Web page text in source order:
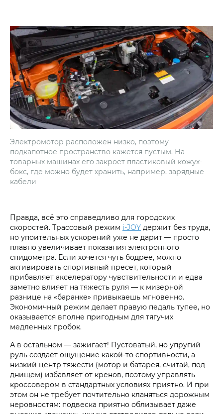
Электромотор расположен низко, поэтому
подкапотное пространство кажется пустым. На
товарных машинах его закроет пластиковый кожух-
бокс, где можно будет хранить, например, зарядные
кабели
Правда, всё это справедливо для городских
скоростей. Трассовый режим i‑JOY держит без труда,
но упоительных ускорений уже не дарит — просто
плавно увеличивает показания электронного
спидометра. Если хочется чуть бодрее, можно
активировать спортивный пресет, который
прибавляет акселератору чувствительности и едва
заметно влияет на тяжесть руля — к мизерной
разнице на «баранке» привыкаешь мгновенно.
Экономичный режим делает правую педаль тупее, но
оказывается вполне пригодным для тягучих
медленных пробок.
А в остальном — зажигает! Пустоватый, но упругий
руль создаёт ощущение какой-то спортивности, а
низкий центр тяжести (мотор и батарея, считай, под
днищем) избавляет от кренов, поэтому управлять
кроссовером в стандартных условиях приятно. И при
этом он не требует почтительно кланяться дорожным
неровностям: подвеска приятно облизывает даже